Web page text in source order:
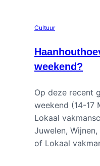
Cultuur
weekend?
Op deze recent
weekend (14-17
Lokaal
Juwelen,
of Lokaal